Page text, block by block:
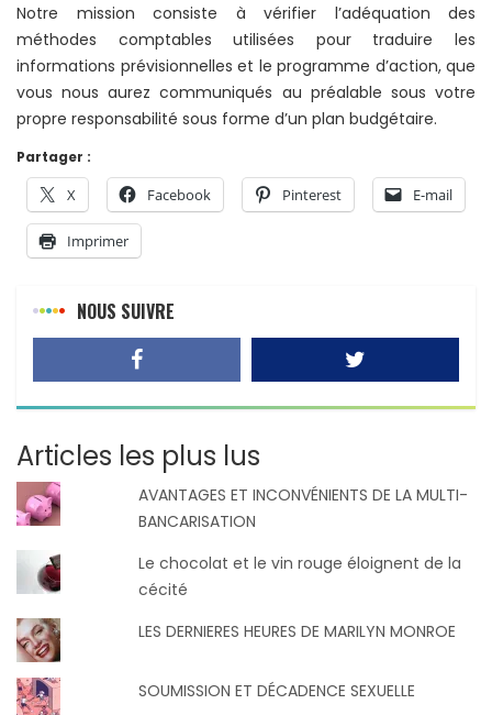
Notre mission consiste à vérifier l’adéquation des
méthodes comptables utilisées pour traduire les
informations prévisionnelles et le programme d’action, que
vous nous aurez communiqués au préalable sous votre
propre responsabilité sous forme d’un plan budgétaire.
Partager :
X Facebook Pinterest E-mail
Imprimer
NOUS SUIVRE
Articles les plus lus
AVANTAGES ET INCONVÉNIENTS DE LA MULTI-
BANCARISATION
Le chocolat et le vin rouge éloignent de la
cécité
LES DERNIERES HEURES DE MARILYN MONROE
SOUMISSION ET DÉCADENCE SEXUELLE